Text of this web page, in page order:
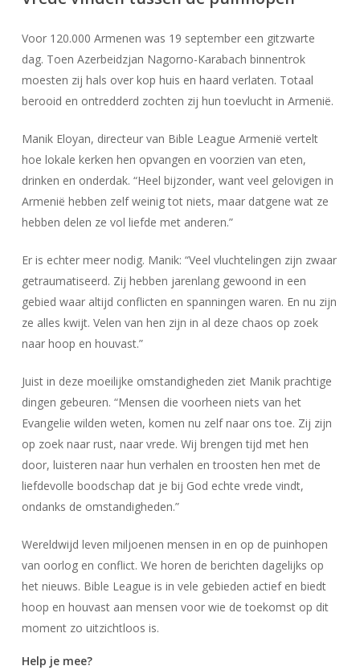
Voor 120.000 Armenen was 19 september een gitzwarte
dag. Toen Azerbeidzjan Nagorno-Karabach binnentrok
moesten zij hals over kop huis en haard verlaten. Totaal
berooid en ontredderd zochten zij hun toevlucht in Armenië.
Manik Eloyan, directeur van Bible League Armenië vertelt
hoe lokale kerken hen opvangen en voorzien van eten,
drinken en onderdak. “Heel bijzonder, want veel gelovigen in
Armenië hebben zelf weinig tot niets, maar datgene wat ze
hebben delen ze vol liefde met anderen.”
Er is echter meer nodig. Manik: “Veel vluchtelingen zijn zwaar
getraumatiseerd. Zij hebben jarenlang gewoond in een
gebied waar altijd conflicten en spanningen waren. En nu zijn
ze alles kwijt. Velen van hen zijn in al deze chaos op zoek
naar hoop en houvast.”
Juist in deze moeilijke omstandigheden ziet Manik prachtige
dingen gebeuren. “Mensen die voorheen niets van het
Evangelie wilden weten, komen nu zelf naar ons toe. Zij zijn
op zoek naar rust, naar vrede. Wij brengen tijd met hen
door, luisteren naar hun verhalen en troosten hen met de
liefdevolle boodschap dat je bij God echte vrede vindt,
ondanks de omstandigheden.”
Wereldwijd leven miljoenen mensen in en op de puinhopen
van oorlog en conflict. We horen de berichten dagelijks op
het nieuws. Bible League is in vele gebieden actief en biedt
hoop en houvast aan mensen voor wie de toekomst op dit
moment zo uitzichtloos is.
Help je mee?